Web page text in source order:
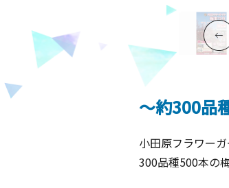
～約300品
小田原フラワー
300品種500本の